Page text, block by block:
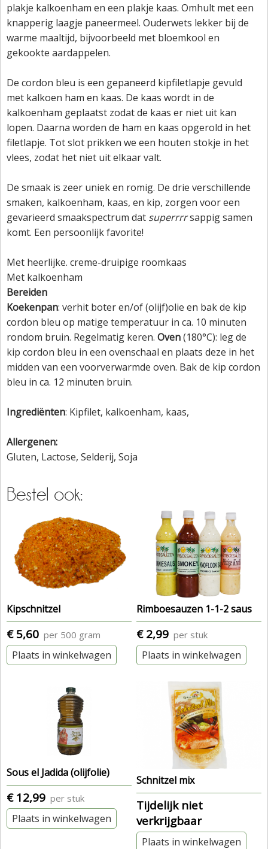
plakje kalkoenham en een plakje kaas. Omhult met een
knapperig laagje paneermeel. Ouderwets lekker bij de
warme maaltijd, bijvoorbeeld met bloemkool en
gekookte aardappelen.
De cordon bleu is een gepaneerd kipfiletlapje gevuld
met kalkoen ham en kaas. De kaas wordt in de
kalkoenham geplaatst zodat de kaas er niet uit kan
lopen. Daarna worden de ham en kaas opgerold in het
filetlapje. Tot slot prikken we een houten stokje in het
vlees, zodat het niet uit elkaar valt.
De smaak is zeer uniek en romig. De drie verschillende
smaken, kalkoenham, kaas, en kip, zorgen voor een
gevarieerd smaakspectrum dat superrrrsappig samen
komt. Een persoonlijk favorite!
Met heerlijke. creme-druipige roomkaas
Met kalkoenham
Bereiden
Koekenpan: verhit boter en/of (olijf)olie en bak de kip
cordon bleu op matige temperatuur in ca. 10 minuten
rondom bruin. Regelmatig keren. Oven(180°C): leg de
kip cordon bleu in een ovenschaal en plaats deze in het
midden van een voorverwarmde oven. Bak de kip cordon
bleu in ca. 12 minuten bruin.
Ingrediënten: Kipfilet, kalkoenham, kaas,
Allergenen:
Gluten, Lactose, Selderij, Soja
Bestel ook:
Kipschnitzel
€ 5,60 per 500 gram
Plaats in winkelwagen
Rimboesauzen 1-1-2 saus
€ 2,99 per stuk
Plaats in winkelwagen
Sous el Jadida (olijfolie)
€ 12,99 per stuk
Plaats in winkelwagen
Schnitzel mix
Tijdelijk niet
verkrijgbaar
Plaats in winkelwagen